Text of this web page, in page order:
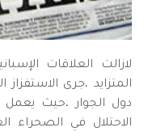
لازالت العلاقات
المتزايد ،جرى
دول الجوار ،حيث
الاحتلال في الصحراء